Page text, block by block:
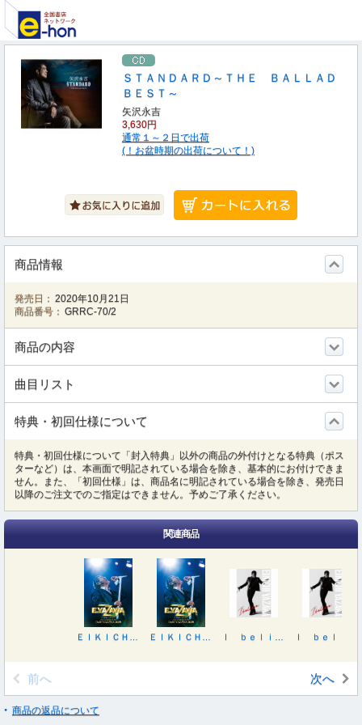
ＳＴＡＮＤＡＲＤ～ＴＨＥ ＢＡＬＬＡＤ
ＢＥＳＴ～
矢沢永吉
3,630円
通常１～２日で出荷
(！お盆時期の出荷について！)
商品情報
発売日： 2020年10月21日
商品番号： GRRC-70/2
商品の内容
曲目リスト
特典・初回仕様について
特典・初回仕様について「封入特典」以外の商品の外付けとなる特典（ポス
ターなど）は、本画面で明記されている場合を除き、基本的にお付けできま
せん。また、「初回仕様」は、商品名に明記されている場合を除き、発売日
以降のご注文でのご指定はできません。予めご了承ください。
関連商品
前へ 次へ
商品の返品について